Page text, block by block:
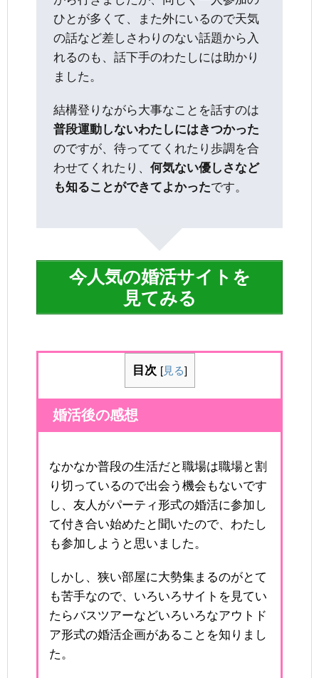
ひとが多くて、また外にいるので天気
の話など差しさわりのない話題から入
れるのも、話下手のわたしには助かり
ました。
結構登りながら大事なことを話すのは
普段運動しないわたしにはきつかった
のですが、待っててくれたり歩調を合
わせてくれたり、 何気ない優しさなど
も知ることができてよかったです。
今人気の婚活サイトを
見てみる
目次 [見る]
婚活後の感想
なかなか普段の生活だと職場は職場と割
り切っているので出会う機会もないです
し、友人がパーティ形式の婚活に参加し
て付き合い始めたと聞いたので、わたし
も参加しようと思いました。
しかし、狭い部屋に大勢集まるのがとて
も苦手なので、いろいろサイトを見てい
たらバスツアーなどいろいろなアウトド
ア形式の婚活企画があることを知りまし
た。